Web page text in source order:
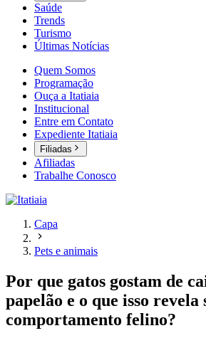
Saúde
Trends
Turismo
Últimas Notícias
Quem Somos
Programação
Ouça a Itatiaia
Institucional
Entre em Contato
Expediente Itatiaia
Filiadas
Afiliadas
Trabalhe Conosco
Capa
Pets e animais
Por que gatos gostam de
papelão e o que isso revela
comportamento felino?